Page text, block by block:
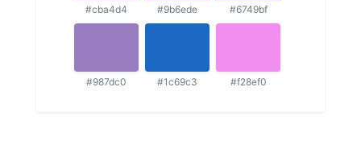
#cba4d4 #9b6ede #6749bf
#987dc0 #1c69c3 #f28ef0